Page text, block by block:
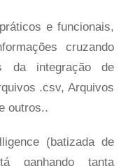
e funcionais,
cruzando
da integração de
.csv, Arquivos
outros..
(batizada de
ganhando tanta